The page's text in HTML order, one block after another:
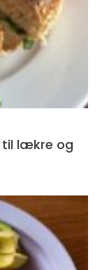
til lækre og